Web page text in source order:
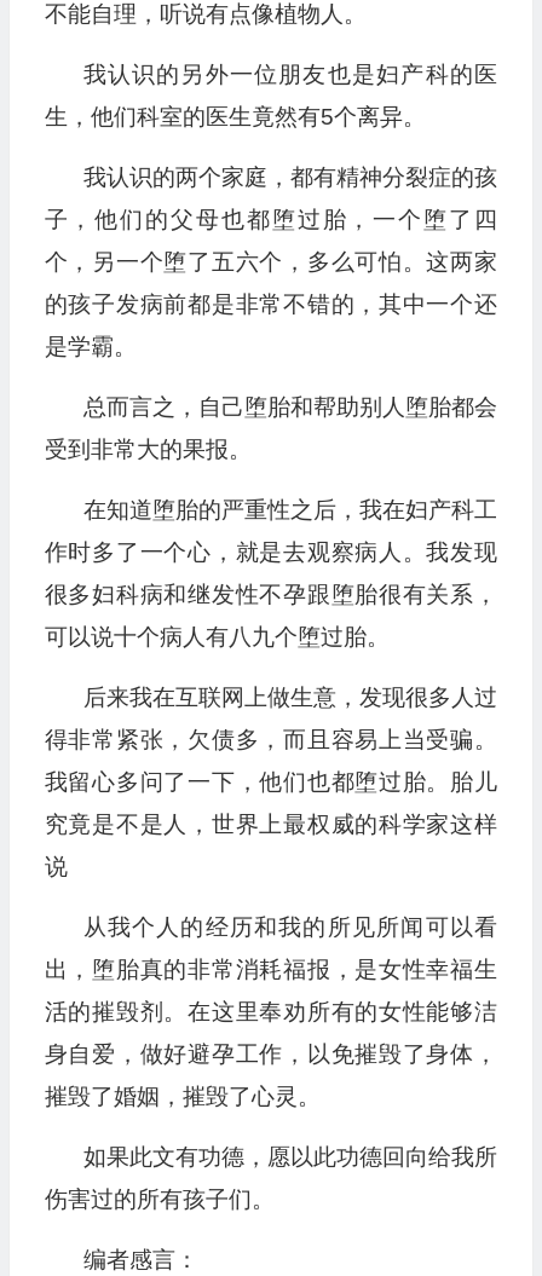
不能自理，听说有点像植物人。
我认识的另外一位朋友也是妇产科的医
生，他们科室的医生竟然有5个离异。
我认识的两个家庭，都有精神分裂症的孩
子，他们的父母也都堕过胎，一个堕了四
个，另一个堕了五六个，多么可怕。这两家
的孩子发病前都是非常不错的，其中一个还
是学霸。
总而言之，自己堕胎和帮助别人堕胎都会
受到非常大的果报。
在知道堕胎的严重性之后，我在妇产科工
作时多了一个心，就是去观察病人。我发现
很多妇科病和继发性不孕跟堕胎很有关系，
可以说十个病人有八九个堕过胎。
后来我在互联网上做生意，发现很多人过
得非常紧张，欠债多，而且容易上当受骗。
我留心多问了一下，他们也都堕过胎。胎儿
究竟是不是人，世界上最权威的科学家这样
说
从我个人的经历和我的所见所闻可以看
出，堕胎真的非常消耗福报，是女性幸福生
活的摧毁剂。在这里奉劝所有的女性能够洁
身自爱，做好避孕工作，以免摧毁了身体，
摧毁了婚姻，摧毁了心灵。
如果此文有功德，愿以此功德回向给我所
伤害过的所有孩子们。
编者感言：